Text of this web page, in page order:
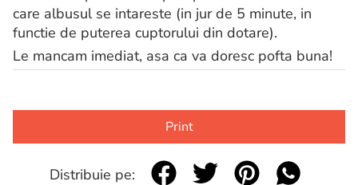
care albusul se intareste (in jur de 5 minute, in
functie de puterea cuptorului din dotare).
Le mancam imediat, asa ca va doresc pofta buna!
Print
Distribuie pe: